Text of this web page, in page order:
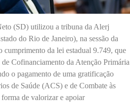
(SD) utilizou a tribuna da Alerj
do Rio de Janeiro), na sessão da
cumprimento da lei estadual 9.749, que
Cofinanciamento da Atenção Primária
o pagamento de uma gratificação
de Saúde (ACS) e de Combate às
de valorizar e apoiar